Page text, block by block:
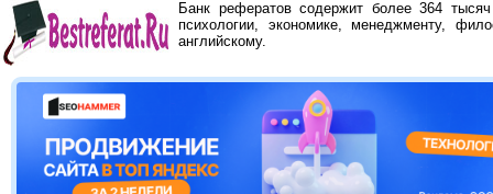
Банк рефератов содержит более 364
психологии, экономике, менеджменту,
английскому.